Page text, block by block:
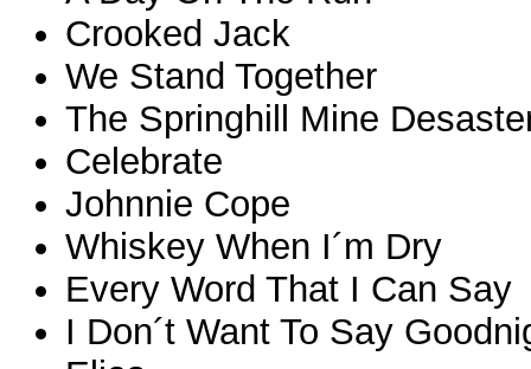
Crooked Jack
We Stand Together
The Springhill Mine
Celebrate
Johnnie Cope
Whiskey When I´m Dry
Every Word That I Can Say
I Don´t Want To Say